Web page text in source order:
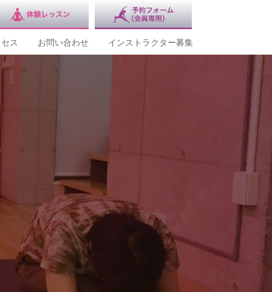
ス お問い合わせ インストラクター募集